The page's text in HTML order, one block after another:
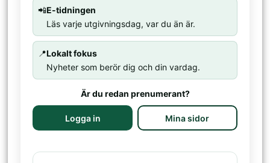
📲E-tidningen
Läs varje utgivningsdag, var du än är.
📍Lokalt fokus
Nyheter som berör dig och din vardag.
Är du redan prenumerant?
Logga in Mina sidor